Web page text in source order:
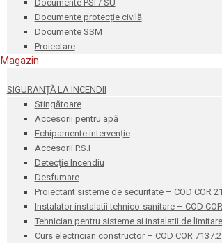
Documente PSI / SU
Documente protecție civilă
Documente SSM
Proiectare
Magazin
SIGURANȚĂ LA INCENDII
Stingătoare
Accesorii pentru apă
Echipamente intervenție
Accesorii P.S.I
Detecție Incendiu
Desfumare
Proiectant sisteme de securitate – COD COR
Instalator instalatii tehnico-sanitare – COD
Tehnician pentru sisteme si instalatii de
Curs electrician constructor – COD COR